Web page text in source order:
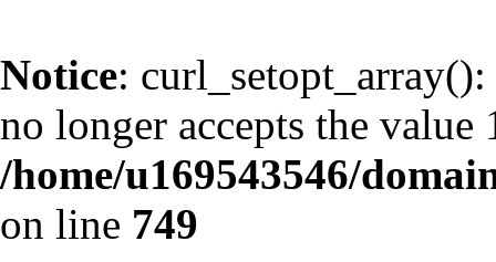
Notice:
no longer accepts the
/home/u169543546/
on line 749